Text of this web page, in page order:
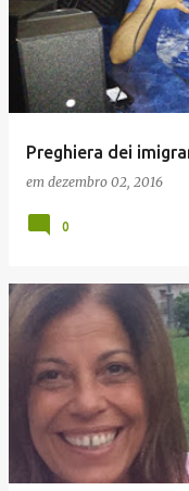
Preghiera dei
em dezembro 02, 2016
0